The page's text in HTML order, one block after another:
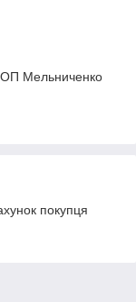
Мельниченко
покупця